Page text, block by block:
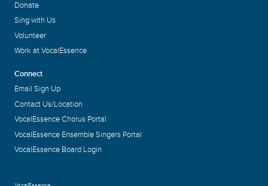
Donate
Sing with Us
Volunteer
Work at VocalEssence
Connect
Email Sign Up
Contact Us/Location
VocalEssence Chorus Portal
VocalEssence Ensemble Singers Portal
VocalEssence Board Login